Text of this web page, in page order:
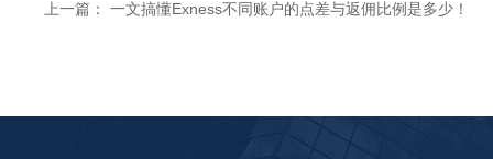
上一篇： 一文搞懂Exness不同账户的点差与返佣比例是多少！